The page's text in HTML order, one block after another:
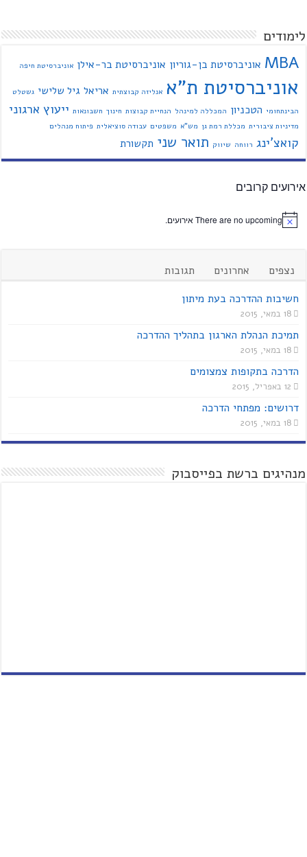
לימודים
MBA אוניברסיטת בן-גוריון אוניברסיטת בר-אילן אוניברסיטת חיפה
אוניברסיטת ת"א אנליזה קבוצתית אריאל גיל שלישי גשטלט
הבינתחומי הטכניון המכללה למינהל הנחיית קבוצות חינוך חשבונאות ייעוץ ארגוני
מדיניות ציבורית מכללת רמת גן מש"א משפטים עבודה סוציאלית פיתוח מנהלים
קואצ'ינג רווחה שיווק תואר שני תקשורת
אירועים קרובים
There are no upcoming אירועים.
נצפים אחרונים
תגובות
חשיבות ההדרכה בעת מיתון
18 במאי, 2015
תמיכת הנהלת הארגון בתהליך ההדרכה
18 במאי, 2015
הדרכה בתקופות צמצומים
12 באפריל, 2015
דרושים: מפתחי הדרכה
18 במאי, 2015
מנהיגים ברשת בפייסבוק